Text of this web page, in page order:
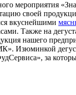
мероприятия
своей
вкуснейшими
Также на
нашего
Изюминкой
за